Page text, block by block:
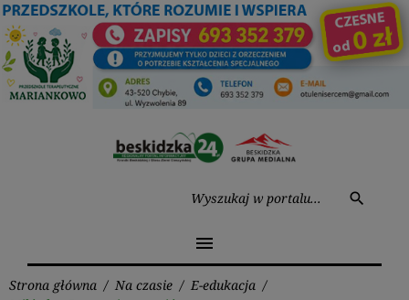
Przejdź
do
treści
search
menu
Strona główna / Na czasie / E-edukacja /